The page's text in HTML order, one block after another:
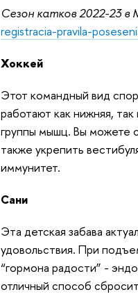
Сезон катков 2022-23 в
registracia-pravila-
Хоккей
Этот командный вид
работают как нижняя,
группы мышц. Вы можете
также укрепить
иммунитет.
Сани
Эта детская забава
удовольствия. При
“гормона радости” -
отличный способ